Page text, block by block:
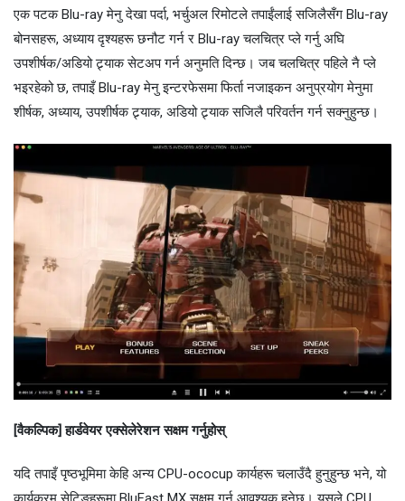
एक पटक Blu-ray मेनु देखा पर्दा, भर्चुअल रिमोटले तपाईंलाई सजिलैसँग Blu-ray
बोनसहरू, अध्याय दृश्यहरू छनौट गर्न र Blu-ray चलचित्र प्ले गर्नु अघि
उपशीर्षक/अडियो ट्र्याक सेटअप गर्न अनुमति दिन्छ। जब चलचित्र पहिले नै प्ले
भइरहेको छ, तपाइँ Blu-ray मेनु इन्टरफेसमा फिर्ता नजाइकन अनुप्रयोग मेनुमा
शीर्षक, अध्याय, उपशीर्षक ट्र्याक, अडियो ट्र्याक सजिलै परिवर्तन गर्न सक्नुहुन्छ।
[वैकल्पिक] हार्डवेयर एक्सेलेरेशन सक्षम गर्नुहोस्
यदि तपाइँ पृष्ठभूमिमा केहि अन्य CPU-ococup कार्यहरू चलाउँदै हुनुहुन्छ भने, यो